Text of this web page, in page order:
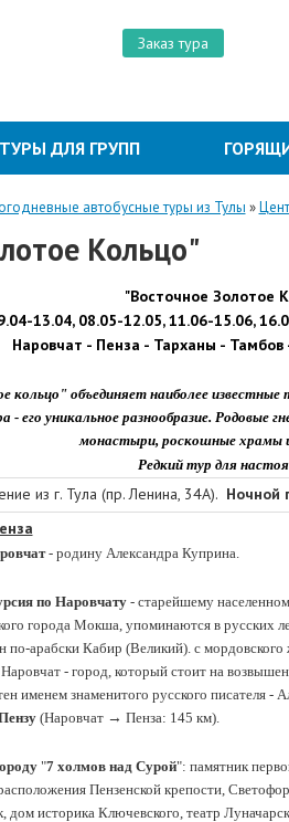
Заказ тура
ТУРЫ ДЛЯ ГРУПП
автобусные туры из Тулы »
Кольцо"
"Восточное Золотое
13.04, 08.05-12.05,11.06-15.06,
Наровчат - Пенза - Тарханы -
объединяет наиболее известные
- его уникальное разнообразие.
монастыри, роскошные храмы
Редкий тур для
из г. Тула (пр. Ленина, 34А). Ночной
- родину Александра Куприна.
по Наровчату- старейшему
города Мокша, упоминаются в русских
по-арабски Кабир (Великий). с
- город, который стоит на
именем знаменитого русского писателя
(Наровчат → Пенза: 145 км).
"7 холмов над Сурой": памятник
Пензенской крепости,
дом историка Ключевского, театр